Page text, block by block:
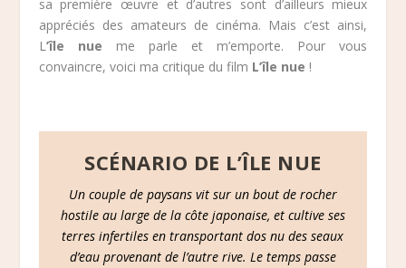
sa première œuvre et d’autres sont d’ailleurs mieux
appréciés des amateurs de cinéma. Mais c’est ainsi,
L’île nue me parle et m’emporte. Pour vous
convaincre, voici ma critique du film L’île nue !
SCÉNARIO DE L’ÎLE NUE
Un couple de paysans vit sur un bout de rocher
hostile au large de la côte japonaise, et cultive ses
terres infertiles en transportant dos nu des seaux
d’eau provenant de l’autre rive. Le temps passe